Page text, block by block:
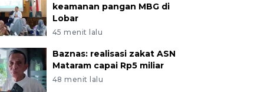
keamanan pangan MBG di
Lobar
45 menit lalu
Baznas: realisasi zakat ASN
Mataram capai Rp5 miliar
48 menit lalu